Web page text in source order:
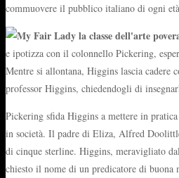
commuovere il pubblico italiano di ogni
e ipotizza con il colonnello Pickering,
Mentre si allontana, Higgins lascia cadere
professor Higgins, chiedendogli di
Pickering sfida Higgins a mettere in
in società. Il padre di Eliza, Alfred
di cinque sterline. Higgins, meravigliato
chiesto il nome di un predicatore di